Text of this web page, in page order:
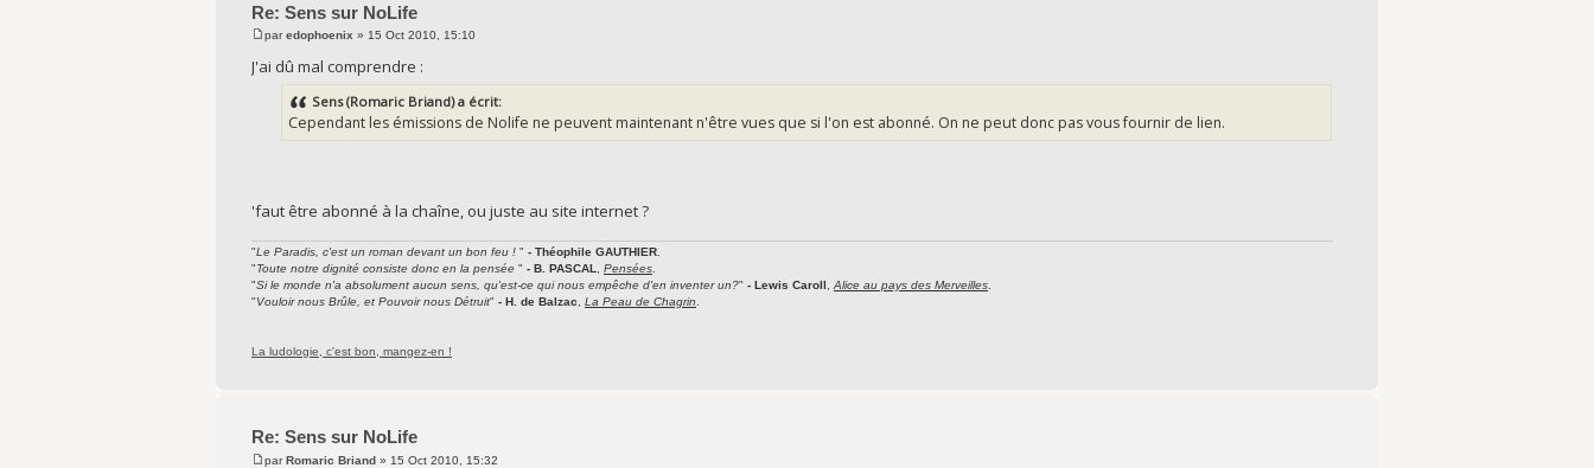
Re: Sens sur NoLife
paredophoenix » 15 Oct 2010, 15:10
J'ai dû mal comprendre :
Sens (Romaric Briand) a écrit:
Cependant les émissions de Nolife ne peuvent maintenant n'être vues que si l'on est abonné. On ne peut donc pas vous fournir de lien.
'faut être abonné à la chaîne, ou juste au site internet ?
"Le Paradis, c'est un roman devant un bon feu ! " - Théophile GAUTHIER
"Toute notre dignité consiste donc en la pensée " - B. PASCAL Pensées
"Si le monde n'a absolument aucun sens, qu'est-ce qui nous empêche d'en inventer un?" - Lewis Caroll Alice au pays des Merveilles
"Vouloir nous Brûle, et Pouvoir nous Détruit" - H. de Balzac La Peau de Chagrin
La ludologie, c'est bon, mangez-en !
Re: Sens sur NoLife
parRomaric Briand » 15 Oct 2010, 15:32